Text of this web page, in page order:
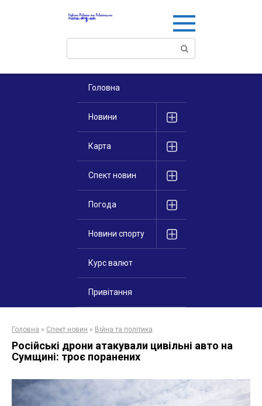
Поиск:
Головна
Новини
Карта
Спект новин
Погода
Новини спорту
Курс валют
Привітання
Головна » Спект новин » Війна та політика
Російські дрони атакували цивільні авто на
Сумщині: троє поранених